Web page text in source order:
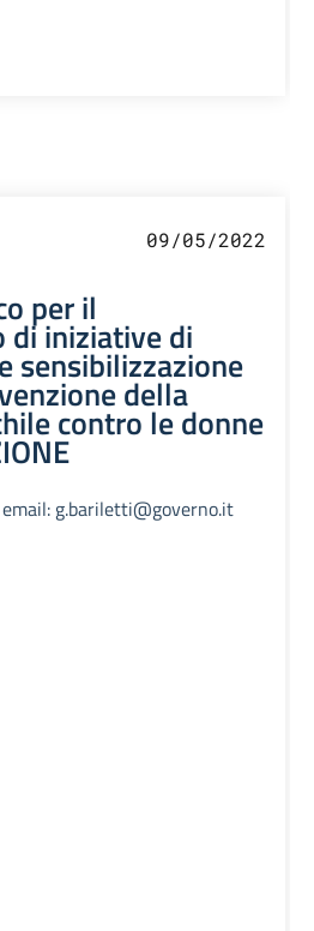
09/05/2022
per il
iniziative di
sensibilizzazione
della
contro le donne
email: g.bariletti@governo.it